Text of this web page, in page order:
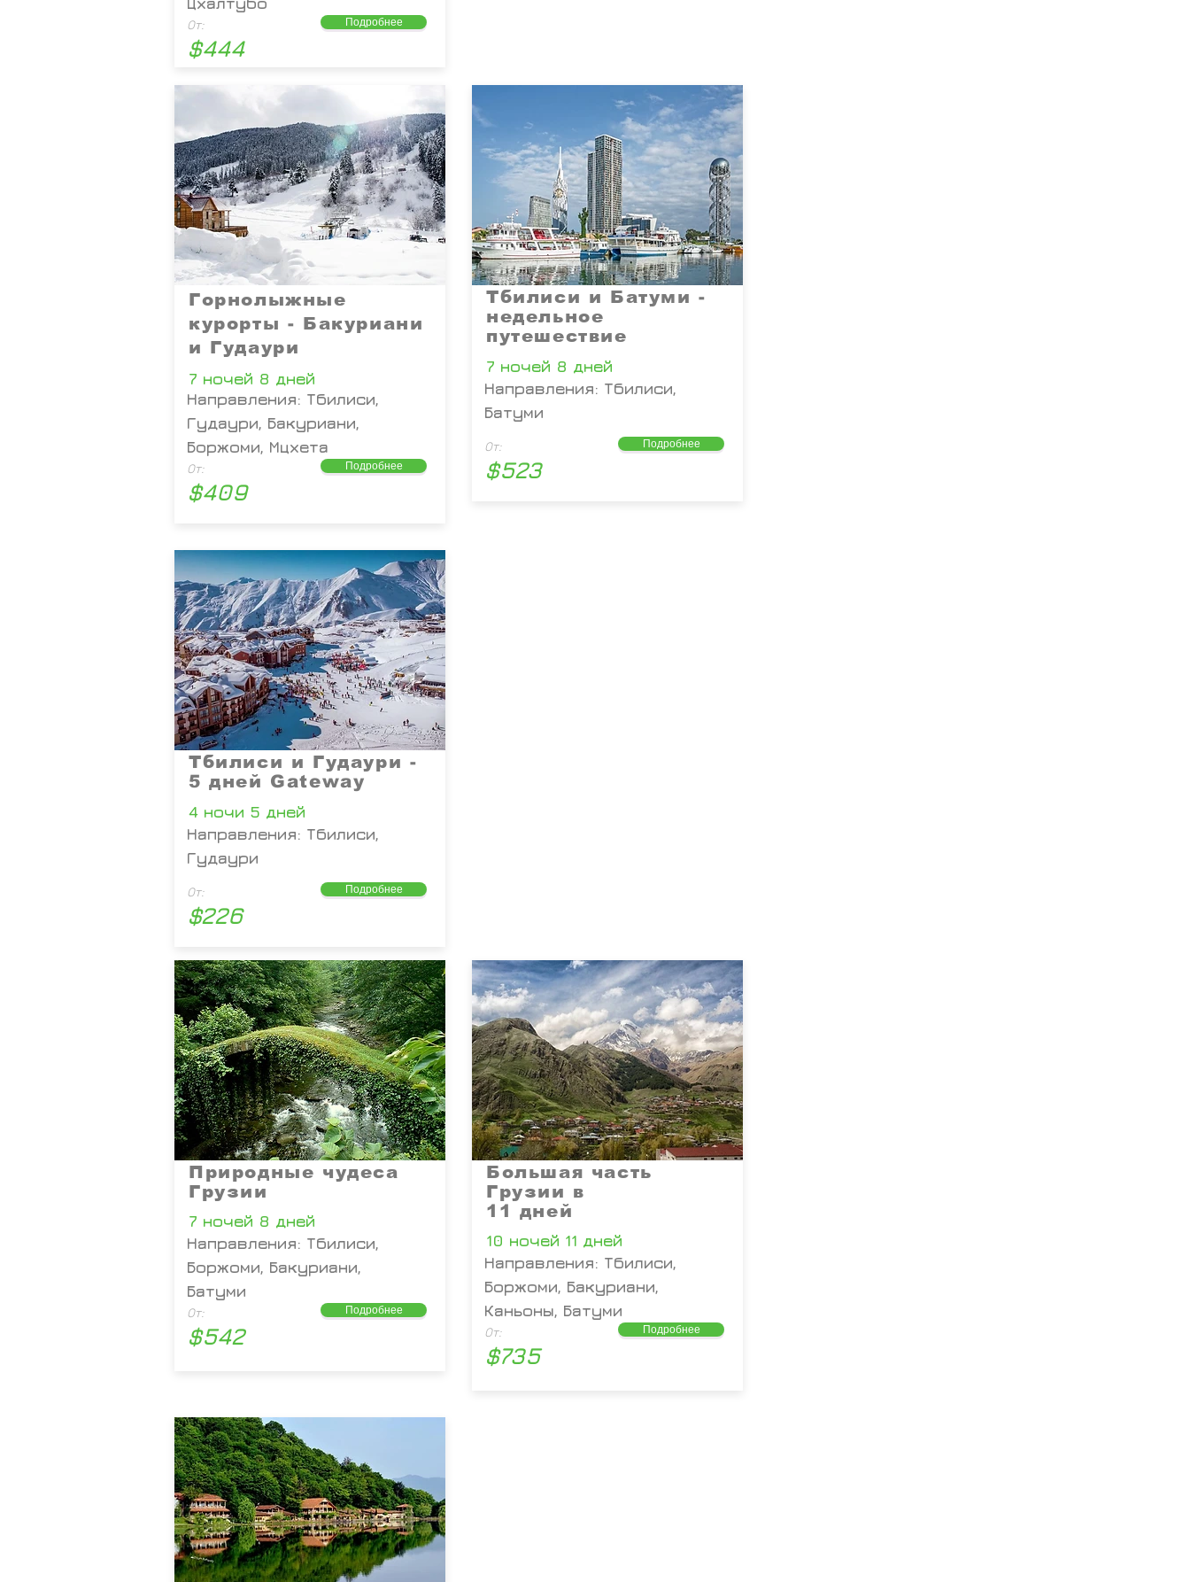
От:
$444
Подробнее
Горнолыжные
курорты - Бакуриани
и Гудаури
7 ночей 8 дней
Направления: Тбилиси,
Гудаури, Бакуриани,
Боржоми, Мцхета
От:
$409
Подробнее
Тбилиси и Батуми -
недельное
путешествие
7 ночей 8 дней
Направления: Тбилиси,
Батуми
От:
$523
Подробнее
Тбилиси и Гудаури -
5 дней Gateway
4 ночи 5 дней
Направления: Тбилиси,
Гудаури
От:
$226
Подробнее
Природные чудеса
Грузии
7 ночей 8 дней
Направления: Тбилиси,
Боржоми, Бакуриани,
Батуми
От:
$542
Подробнее
Большая часть
Грузии в
11 дней
10 ночей 11 дней
Направления: Тбилиси,
Боржоми, Бакуриани,
Каньоны, Батуми
От:
$735
Подробнее